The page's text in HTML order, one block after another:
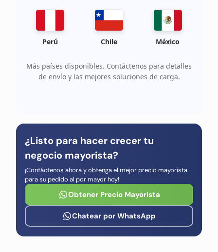
Perú Chile México
Más países disponibles. Contáctenos para detalles
de envío y las mejores soluciones de carga.
¿Listo para hacer crecer tu
negocio mayorista?
¡Contáctenos ahora y obtenga el mejor precio mayorista
para su pedido al por mayor hoy!
Obtener Precio Mayorista
Chatear por WhatsApp